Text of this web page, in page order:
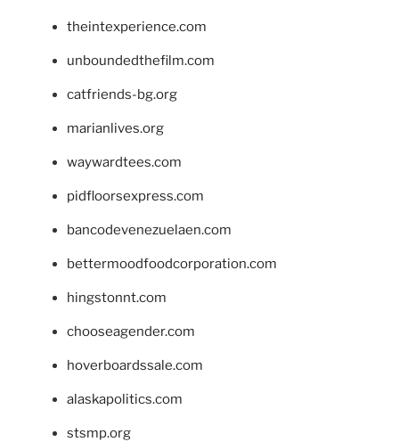
theintexperience.com
unboundedthefilm.com
catfriends-bg.org
marianlives.org
waywardtees.com
pidfloorsexpress.com
bancodevenezuelaen.com
bettermoodfoodcorporation.com
hingstonnt.com
chooseagender.com
hoverboardssale.com
alaskapolitics.com
stsmp.org